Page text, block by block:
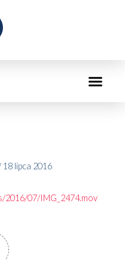
18 lipca 2016
2016/07/IMG_2474.mov